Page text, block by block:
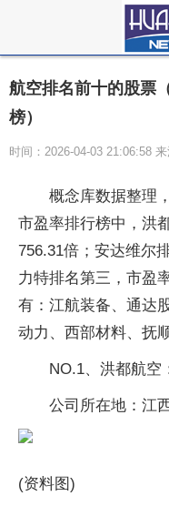
航空排名前十的股票
榜）
时间：2026-04-03 21:06:58
概念库数据整理
市盈率排行榜中，洪
756.31倍；安达维尔
力特排名第三，市盈
有：江航装备、通达
动力、西部材料、抚
NO.1、洪都航空
公司所在地：江
(资料图)